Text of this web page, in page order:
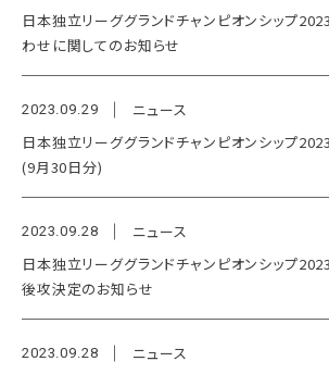
日本独立リーググランドチャンピオンシップ
わせに関してのお知らせ
2023.09.29
ニュース
日本独立リーググランドチャンピオンシップ
(9月30日分)
2023.09.28
ニュース
日本独立リーググランドチャンピオンシップ
後攻決定のお知らせ
2023.09.28
ニュース